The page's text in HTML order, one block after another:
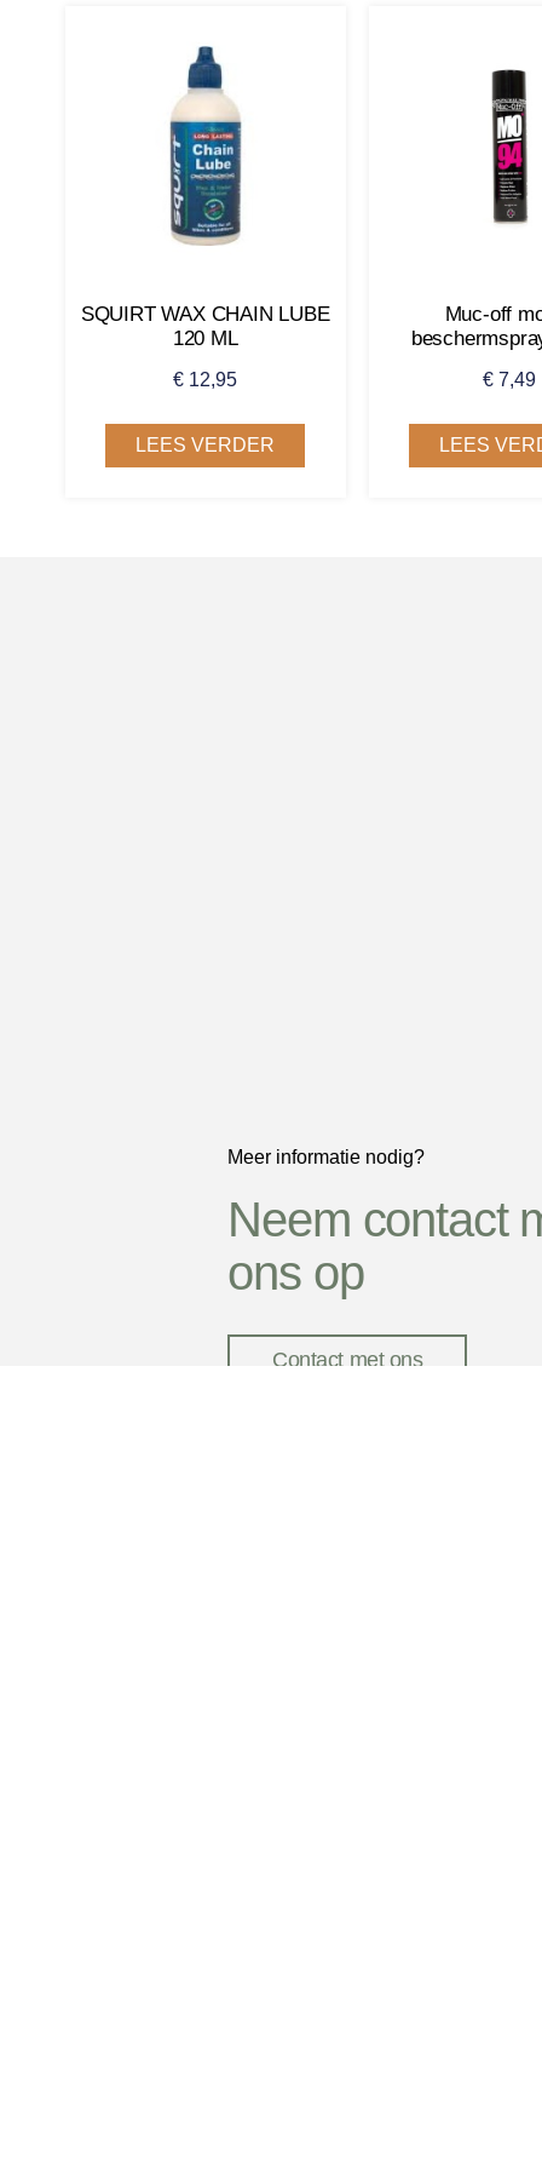
SQUIRT WAX CHAIN LUBE
120 ML
€ 12,95
LEES VERDER
Muc-off
€7,49
LEES
Meer informatie nodig?
Neem contact
ons op
Contact met ons